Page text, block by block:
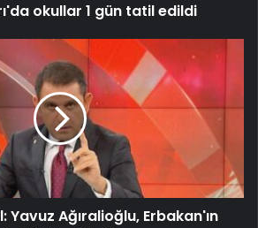
okullar 1 gün tatil edildi
Yavuz Ağıralioğlu, Erbakan'ın